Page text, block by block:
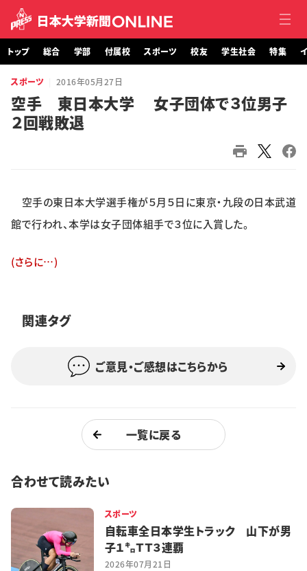
トップ
総合
スポーツ
校友
特集・企画
学生記者募集 お問い合わせ
トップ 総合 学部 付属校 スポーツ 校友 学生社会 特集
スポーツ 2016年05月27日
空手 東日本大学 女子団体で３位男子
２回戦敗退
空手の東日本大学選手権が５月５日に東京・九段の日本武道
館で行われ、本学は女子団体組手で３位に入賞した。
(さらに…)
関連タグ
ご意見・ご感想はこちらから
一覧に戻る
合わせて読みたい
スポーツ
自転車全日本学生トラック 山下が男
子１㌔ＴＴ３連覇
2026年07月21日